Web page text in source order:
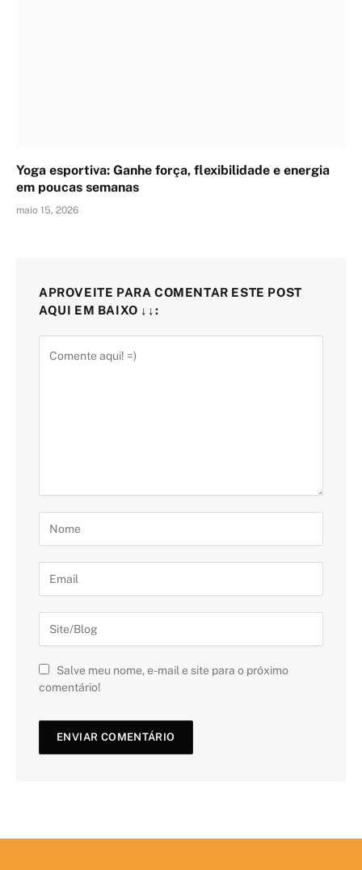
Yoga esportiva: Ganhe força, flexibilidade e energia
em poucas semanas
maio 15, 2026
APROVEITE PARA COMENTAR ESTE POST
AQUI EM BAIXO ↓↓:
Salve meu nome, e-mail e site para o próximo
comentário!